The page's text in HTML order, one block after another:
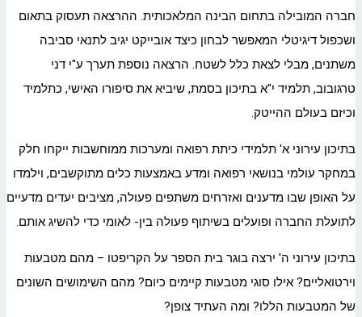
חברה המובילה בתחום הבינה המלאכותית. ההרצאה תעסוק בתאום
ושכפול דיגיטלי המאפשר לבחון כיצד אובייקט יגיב לתנאי סביבה
משתנים, מבלי לצאת כלל לשטח. הרצאה נוספת תערך ע"י דני
טרגובוב, תלמיד י"א בתיכון בסמת, שיביא את סיפורו האישי, כתלמיד
וכיזם בעולם ההייטק.
בתיכון עירוני א' תלמידי כיתת רפואה ומערכות ממוחשבות ייקחו חלק
במחקר עולמי בנושאי רפואה ומדע באמצעות כלים מתוקשבים, וילמדו
על האופן שבו מדענים ואזרחים משתפים פעולה, מציבים יעדים מדעיים
לתועלת החברה ופועלים בשיתוף פעולה בין- לאומי כדי להשיג אותם.
בתיכון עירוני ה' ירצה בוגר בית הספר על הקריפטו – מהם מטבעות
וירטואליים? אילו סוגי מטבעות קיימים כיום? מהם השימושים השונים
של המטבעות הללו? ומה העתיד צופן?